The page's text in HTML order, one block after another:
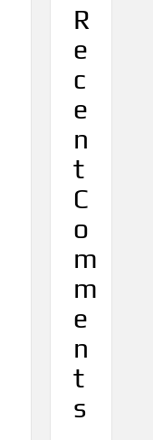
R
e
c
e
n
t
C
o
m
m
e
n
t
s